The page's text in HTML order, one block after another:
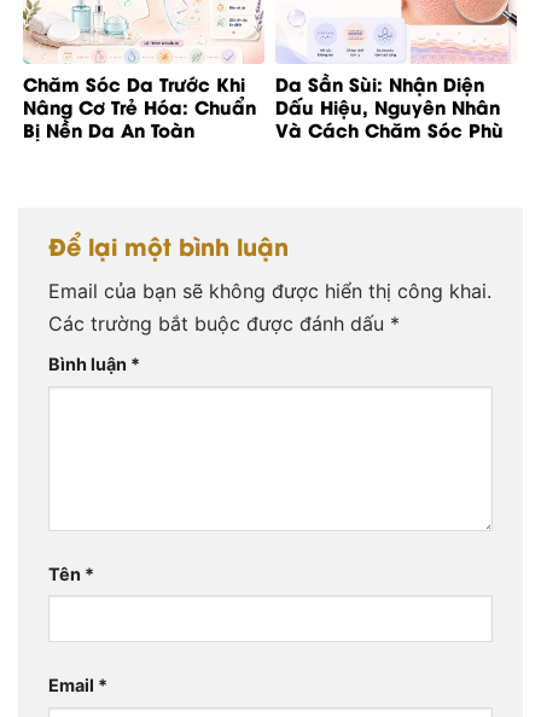
Chăm Sóc Da Trước Khi
Nâng Cơ Trẻ Hóa: Chuẩn
Bị Nền Da An Toàn
Da Sần Sùi: Nhận Diện
Dấu Hiệu, Nguyên Nhân
Và Cách Chăm Sóc Phù
Để lại một bình luận
Email của bạn sẽ không được hiển thị công khai.
Các trường bắt buộc được đánh dấu *
Bình luận *
Tên *
Email *